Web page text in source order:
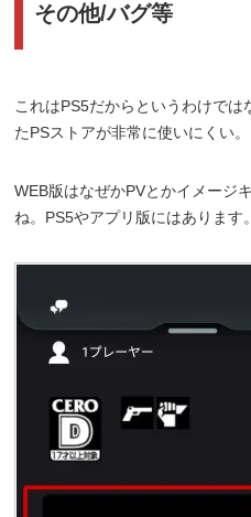
その他/バグ等
これはPS5だからというわけで
たPSストアが非常に使いにくい。
WEB版はなぜかPVとかイメージ
ね。PS5やアプリ版にはあります。